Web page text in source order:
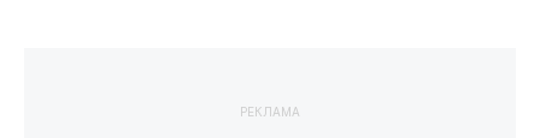
РЕКЛАМА